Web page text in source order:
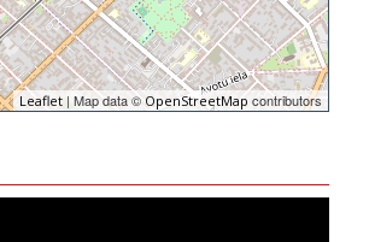
Leaflet | Map data ©OpenStreetMap contributors